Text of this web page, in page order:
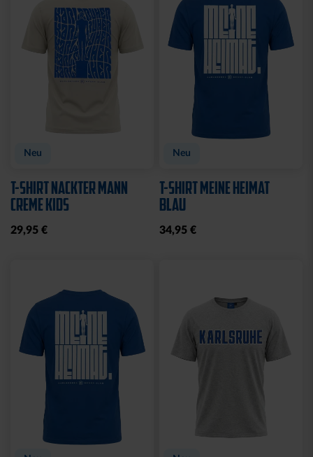
Neu
T-SHIRT NACKTER MANN
CREME KIDS
29,95 €
Neu
T-SHIRT MEINE HEIMAT
BLAU
34,95 €